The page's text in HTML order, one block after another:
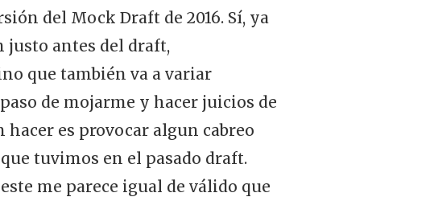
del Mock Draft de 2016. Sí, ya
justo antes del draft,
que también va a variar
de mojarme y hacer juicios de
es provocar algun cabreo
tuvimos en el pasado draft.
me parece igual de válido que